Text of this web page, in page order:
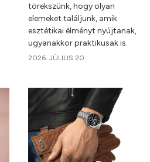
törekszünk, hogy olyan
elemeket találjunk, amik
esztétikai élményt nyújtanak,
ugyanakkor praktikusak is.
2026. JÚLIUS 20.